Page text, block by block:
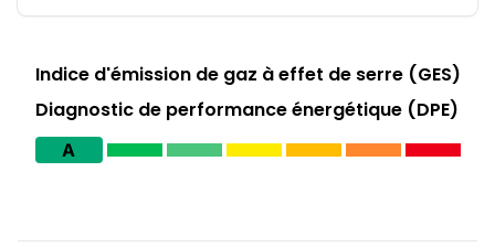
Indice d'émission de gaz à effet de serre (GES)
Diagnostic de performance énergétique (DPE)
A